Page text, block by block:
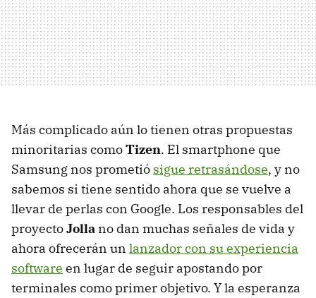
Más complicado aún lo tienen otras propuestas
minoritarias comoTizen. El smartphone que
Samsung nos prometió sigue retrasándose, y no
sabemos si tiene sentido ahora que se vuelve a
llevar de perlas con Google. Los responsables del
proyectoJolla no dan muchas señales de vida y
ahora ofrecerán un lanzador con su experiencia
software en lugar de seguir apostando por
terminales como primer objetivo. Y la esperanza